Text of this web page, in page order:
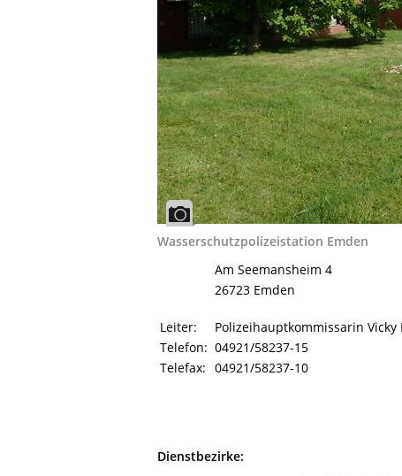
Wasserschutzpolizeistation Emden
Am Seemansheim 4
26723 Emden
Leiter:
Polizeihauptkommissarin Vicky
Telefon: 04921/58237-15
Telefax: 04921/58237-10
Dienstbezirke: